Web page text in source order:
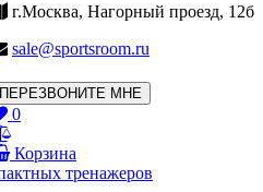
г.Москва, Нагорный проезд, 12б
sale@sportsroom.ru
ПЕРЕЗВОНИТЕ МНЕ
0
Корзина